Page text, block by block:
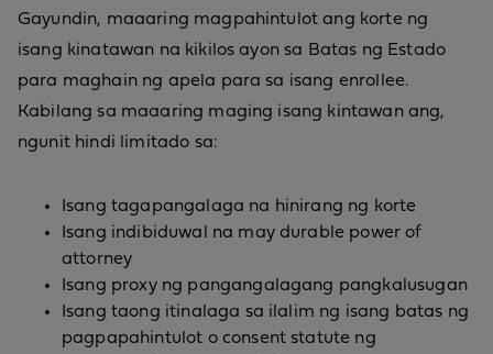
Gayundin, maaaring magpahintulot ang korte ng
isang kinatawan na kikilos ayon sa Batas ng Estado
para maghain ng apela para sa isang enrollee.
Kabilang sa maaaring maging isang kintawan ang,
ngunit hindi limitado sa:
Isang tagapangalaga na hinirang ng korte
Isang indibiduwal na may durable power of
attorney
Isang proxy ng pangangalagang pangkalusugan
Isang taong itinalaga sa ilalim ng isang batas ng
pagpapahintulot o consent statute ng